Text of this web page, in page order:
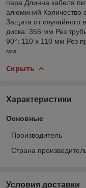
пара Длинна кабеля
алюминий Количество
Защита от случайного
диска: 355 мм Рез
90°: 110 х 110 мм Рез
мм
Скрыть
Характеристики
Основные
Производитель
Страна
Условия доставки